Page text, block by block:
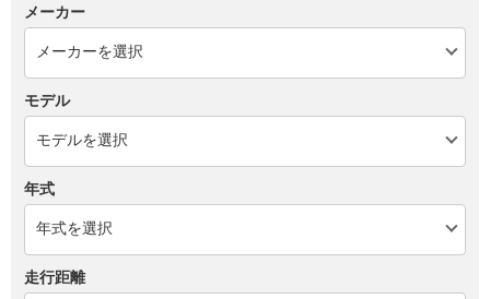
メーカー
モデル
年式
走行距離